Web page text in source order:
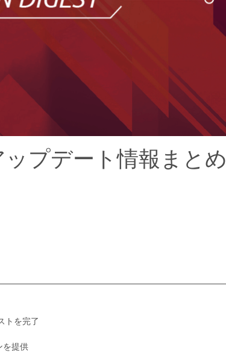
プデート情報まとめ
トを完了
を提供